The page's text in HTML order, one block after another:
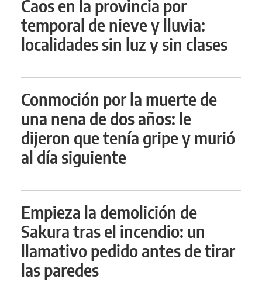
Caos en la provincia por
temporal de nieve y lluvia:
localidades sin luz y sin clases
Conmoción por la muerte de
una nena de dos años: le
dijeron que tenía gripe y murió
al día siguiente
Empieza la demolición de
Sakura tras el incendio: un
llamativo pedido antes de tirar
las paredes